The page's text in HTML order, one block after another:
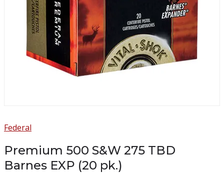
Federal
Premium 500 S&W 275 TBD
Barnes EXP (20 pk.)